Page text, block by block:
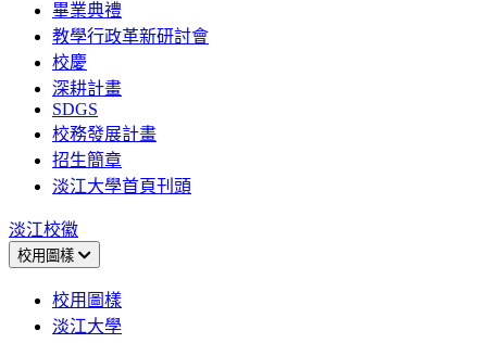
畢業典禮
教學行政革新研討會
校慶
深耕計畫
SDGS
校務發展計畫
招生簡章
淡江大學首頁刊頭
淡江校徽
校用圖樣
校用圖樣
淡江大學